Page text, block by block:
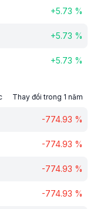
+5.73 %
+5.73 %
+5.73 %
Thay đổi trong 1 năm
-774.93 %
-774.93 %
-774.93 %
-774.93 %